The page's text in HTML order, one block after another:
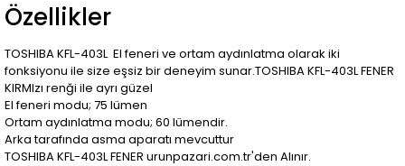
Özellikler
TOSHIBA KFL-403L El feneri ve ortam aydınlatma olarak iki
fonksiyonu ile size eşsiz bir deneyim sunar.TOSHIBA KFL-403L FENER
KIRMIzı renği ile ayrı güzel
El feneri modu; 75 lümen
Ortam aydınlatma modu; 60 lümendir.
Arka tarafında asma aparatı mevcuttur
TOSHIBA KFL-403L FENER urunpazari.com.tr'den Alınır.